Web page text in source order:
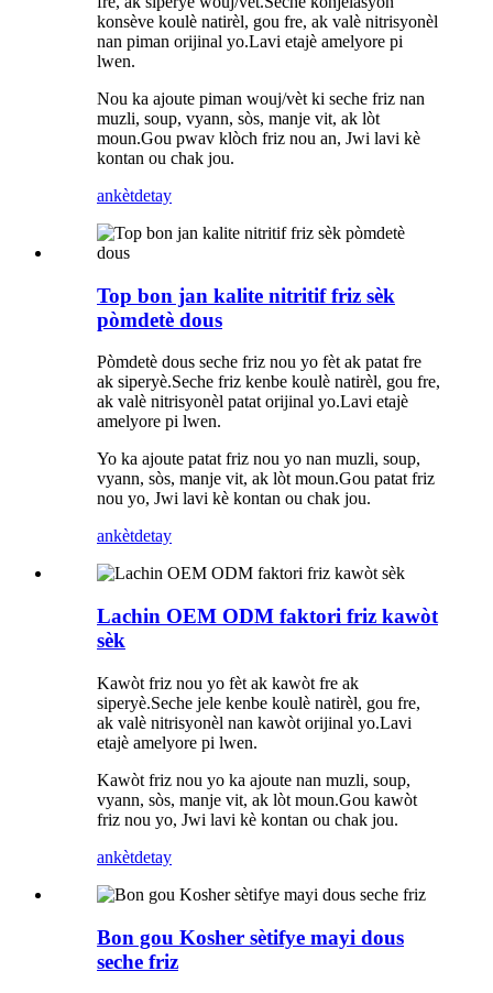
konsève koulè natirèl, gou fre, ak valè nitrisyonèl
nan piman orijinal yo.Lavi etajè amelyore pi
lwen.
Nou ka ajoute piman wouj/vèt ki seche friz nan
muzli, soup, vyann, sòs, manje vit, ak lòt
moun.Gou pwav klòch friz nou an, Jwi lavi kè
kontan ou chak jou.
ankètdetay
Top bon jan kalite nitritif friz sèk
pòmdetè dous
Pòmdetè dous seche friz nou yo fèt ak patat fre
ak siperyè.Seche friz kenbe koulè natirèl, gou fre,
ak valè nitrisyonèl patat orijinal yo.Lavi etajè
amelyore pi lwen.
Yo ka ajoute patat friz nou yo nan muzli, soup,
vyann, sòs, manje vit, ak lòt moun.Gou patat friz
nou yo, Jwi lavi kè kontan ou chak jou.
ankètdetay
Lachin OEM ODM faktori friz kawòt
sèk
Kawòt friz nou yo fèt ak kawòt fre ak
siperyè.Seche jele kenbe koulè natirèl, gou fre,
ak valè nitrisyonèl nan kawòt orijinal yo.Lavi
etajè amelyore pi lwen.
Kawòt friz nou yo ka ajoute nan muzli, soup,
vyann, sòs, manje vit, ak lòt moun.Gou kawòt
friz nou yo, Jwi lavi kè kontan ou chak jou.
ankètdetay
Bon gou Kosher sètifye mayi dous
seche friz